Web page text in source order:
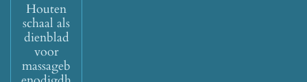
Houten
schaal als
dienblad
voor
massageb